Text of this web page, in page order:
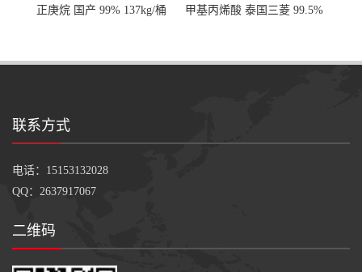
正庚烷 国产 99% 137kg/桶
甲基丙烯酸 泰国三菱 99.5%
联系方式
电话：15153132028
QQ：2637917067
二维码